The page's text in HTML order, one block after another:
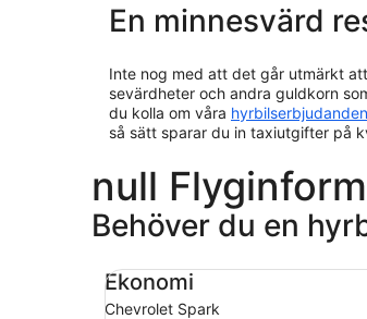
En minnesvärd
Inte nog med att det går utmärkt
sevärdheter och andra guldkorn
du kolla om våra hyrbilserbjudanden
så sätt sparar du in taxiutgifter på
null
Behöver du en
Ekonomi
Chevrolet Spark
Ekonomi Chevrolet Spark